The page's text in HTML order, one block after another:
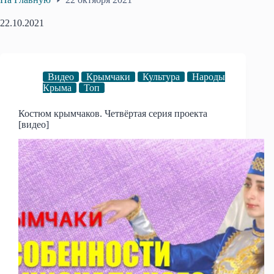
22.10.2021
Видео Крымчаки Культура
Народы
Крыма
Топ
Костюм крымчаков. Четвёртая серия проекта
[видео]